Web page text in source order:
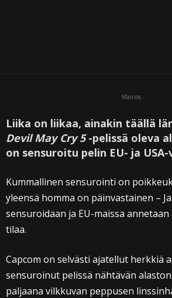
Mainos
Liika on liikaa, ainakin täällä
Devil May Cry 5-pelissä oleva
on sensuroitu pelin EU- ja USA-
Kummallinen sensurointi on
yleensä homma on päinvastainen –
sensuroidaan ja EU-maissa
tilaa.
Capcom on selvästi ajatellut herkkiä
sensuroinut pelissä nähtävän
paljaana vilkkuvan peppusen